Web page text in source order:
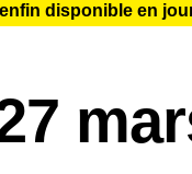
disponible en